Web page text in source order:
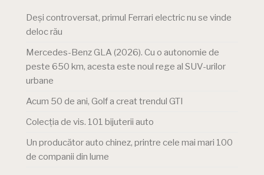
Deși controversat, primul Ferrari electric nu se vinde
deloc rău
Mercedes-Benz GLA (2026). Cu o autonomie de
peste 650 km, acesta este noul rege al SUV-urilor
urbane
Acum 50 de ani, Golf a creat trendul GTI
Colecția de vis. 101 bijuterii auto
Un producător auto chinez, printre cele mai mari 100
de companii din lume